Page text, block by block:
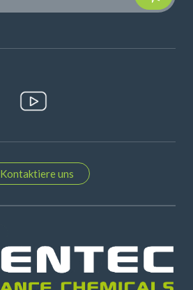
Kontaktiere uns